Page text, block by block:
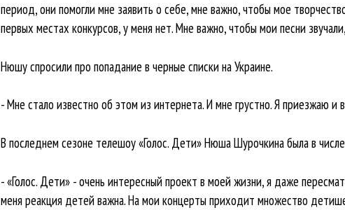
период, они помогли мне заявить о себе, мне важно, чтобы мое
первых местах конкурсов, у меня нет. Мне важно, чтобы мои песни
Нюшу спросили про попадание в черные списки на Украине.
- Мне стало известно об этом из интернета. И мне грустно. Я приезжаю
В последнем сезоне телешоу «Голос. Дети» Нюша Шурочкина была в
- «Голос. Дети» - очень интересный проект в моей жизни, я даже
меня реакция детей важна. На мои концерты приходит множество